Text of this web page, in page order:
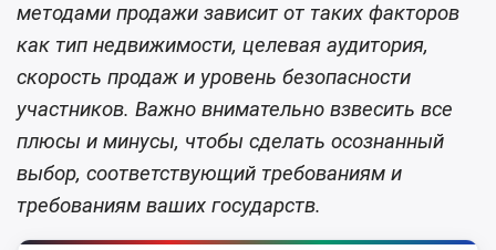
методами продажи зависит от таких факторов
как тип недвижимости, целевая аудитория,
скорость продаж и уровень безопасности
участников. Важно внимательно взвесить все
плюсы и минусы, чтобы сделать осознанный
выбор, соответствующий требованиям и
требованиям ваших государств.